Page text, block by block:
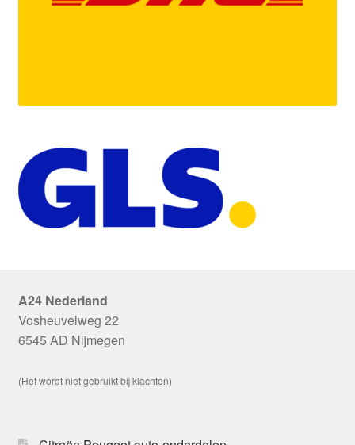
A24 Nederland
Vosheuvelweg 22
6545 AD Nijmegen
(Het wordt niet gebruikt bij klachten)